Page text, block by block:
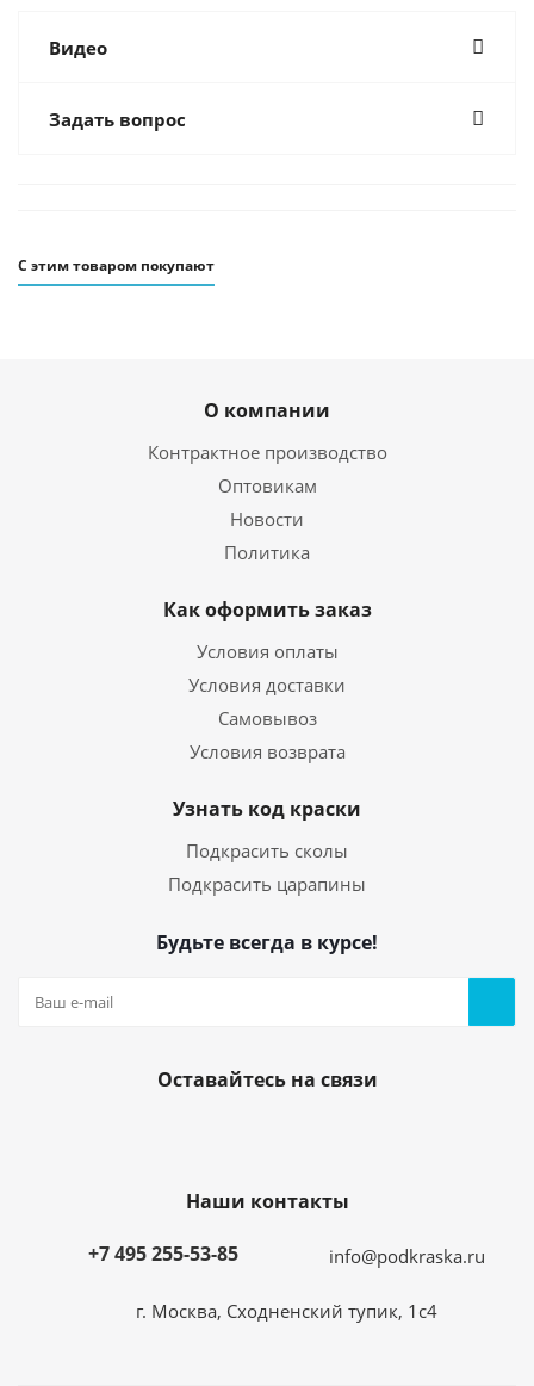
Видео
Задать вопрос
С этим товаром покупают
О компании
Контрактное производство
Оптовикам
Новости
Политика
Как оформить заказ
Условия оплаты
Условия доставки
Самовывоз
Условия возврата
Узнать код краски
Подкрасить сколы
Подкрасить царапины
Будьте всегда в курсе!
Оставайтесь на связи
Наши контакты
+7 495 255-53-85
info@podkraska.ru
г. Москва, Сходненский тупик, 1с4